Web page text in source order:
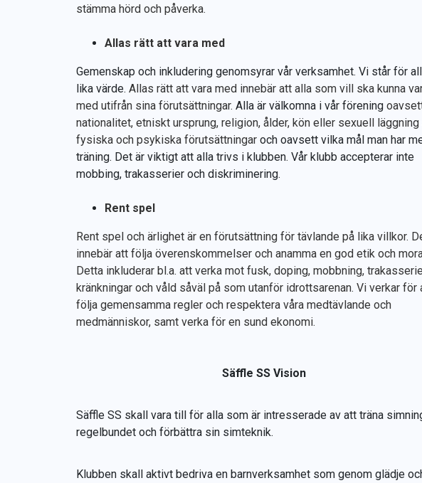
stämma hörd och påverka.
Allas rätt att vara med
Gemenskap och inkludering genomsyrar vår verksamhet. Vi står för
lika värde. Allas rätt att vara med innebär att alla som vill ska kunna
med utifrån sina förutsättningar. Alla är välkomna i vår förening
nationalitet, etniskt ursprung, religion, ålder, kön eller sexuell
fysiska och psykiska förutsättningaroch oavsett vilka mål man har
träning. Det är viktigt att alla trivs i klubben. Vår klubb accepterar inte
mobbing, trakasserier och diskriminering.
Rent spel
Rent spel och ärlighet är en förutsättning för tävlande på lika villkor.
innebär att följa överenskommelser och anamma en god etik och
Detta inkluderar bl.a. att verka mot fusk, doping, mobbning,
kränkningar och våld såväl på som utanför idrottsarenan. Vi verkar för
följa gemensamma regler och respektera våra medtävlande och
medmänniskor, samt verka för en sund ekonomi.
Säffle SS Vision
Säffle SS skall vara till för alla som är intresserade av att träna
regelbundet och förbättra sin simteknik.
Klubben skall aktivt bedriva en barnverksamhet som genom glädje